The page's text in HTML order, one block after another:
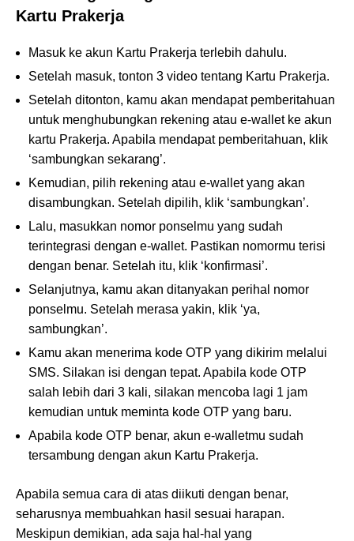
Kartu Prakerja
Masuk ke akun Kartu Prakerja terlebih dahulu.
Setelah masuk, tonton 3 video tentang Kartu Prakerja.
Setelah ditonton, kamu akan mendapat pemberitahuan
untuk menghubungkan rekening atau e-wallet ke akun
kartu Prakerja. Apabila mendapat pemberitahuan, klik
‘sambungkan sekarang’.
Kemudian, pilih rekening atau e-wallet yang akan
disambungkan. Setelah dipilih, klik ‘sambungkan’.
Lalu, masukkan nomor ponselmu yang sudah
terintegrasi dengan e-wallet. Pastikan nomormu terisi
dengan benar. Setelah itu, klik ‘konfirmasi’.
Selanjutnya, kamu akan ditanyakan perihal nomor
ponselmu. Setelah merasa yakin, klik ‘ya,
sambungkan’.
Kamu akan menerima kode OTP yang dikirim melalui
SMS. Silakan isi dengan tepat. Apabila kode OTP
salah lebih dari 3 kali, silakan mencoba lagi 1 jam
kemudian untuk meminta kode OTP yang baru.
Apabila kode OTP benar, akun e-walletmu sudah
tersambung dengan akun Kartu Prakerja.
Apabila semua cara di atas diikuti dengan benar,
seharusnya membuahkan hasil sesuai harapan.
Meskipun demikian, ada saja hal-hal yang